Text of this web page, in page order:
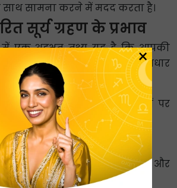
साथ सामना करने में मदद करता है।
सूर्य ग्रहण के प्रभाव
में एक अद्भुत तथ्य यह है कि आपकी
किस भाव में स्थित है, उसके आधार
प्रभावित हो सकती हैं।
पर सूर्य ग्रहण का राशियों पर
ग्रहण (आप और आपका रूप)
आप खुद को कैसे देखते हैं, और
×